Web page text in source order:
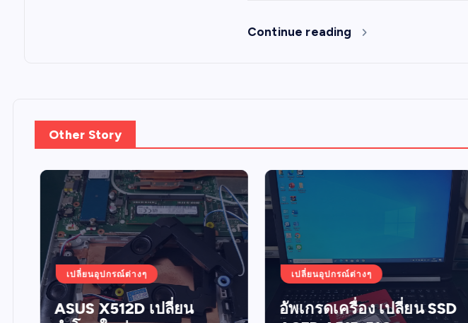
Continue reading
Other Story
เปลี่ยนอุปกรณ์ต่างๆ
ASUS X512D เปลี่ยน
เปลี่ยนอุปกรณ์ต่างๆ
อัพเกรดเครื่อง เปลี่ยน SSD